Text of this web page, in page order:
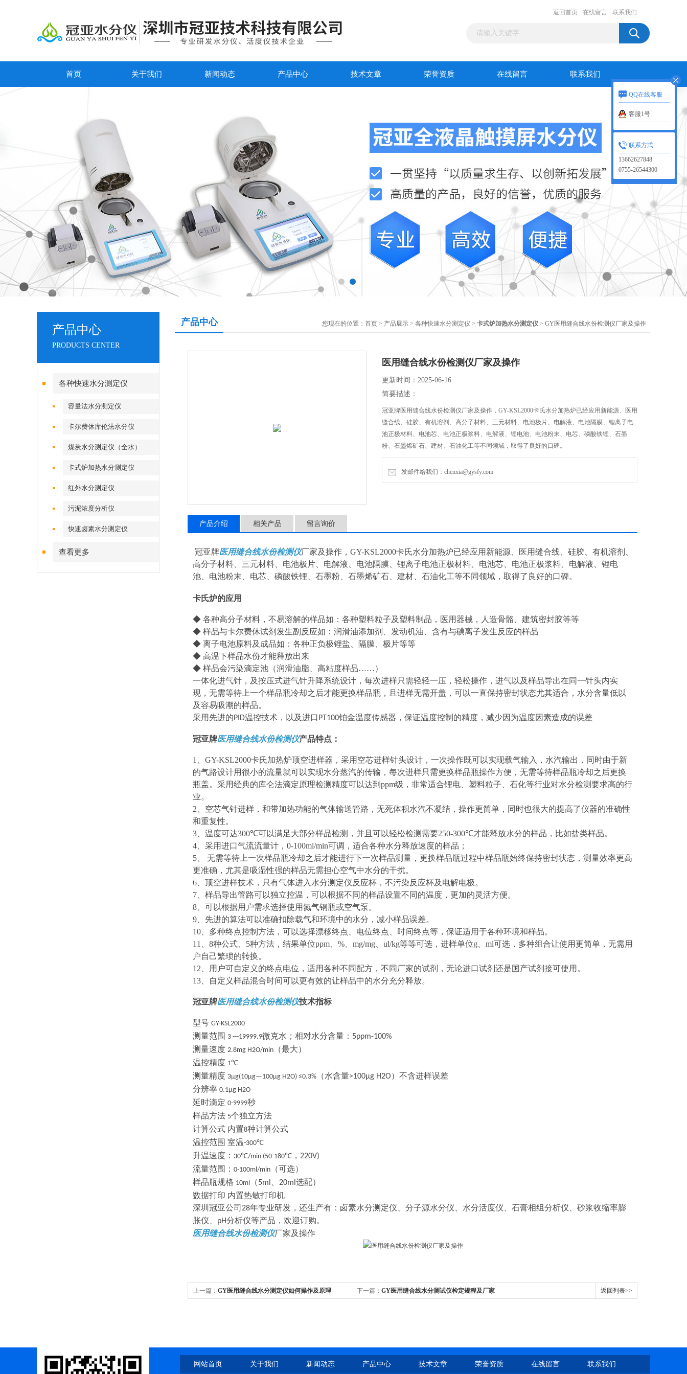
返回首页 在线留言 联系我们
首页 关于我们 新闻动态 产品中心 技术文章 荣誉资质 在线留言 联系我们
产品中心
PRODUCTS CENTER
各种快速水分测定仪
容量法水分测定仪
卡尔费休库伦法水分仪
煤炭水分测定仪（全水）
卡式炉加热水分测定仪
红外水分测定仪
污泥浓度分析仪
快速卤素水分测定仪
查看更多
产品中心 您现在的位置： 首页 > 产品展示 > 各种快速水分测定仪 > 卡式炉加热水分测定仪 > GY医用缝合线水份检测仪厂家及操作
医用缝合线水份检测仪厂家及操作
更新时间：2025-06-16
简要描述：
冠亚牌医用缝合线水份检测仪厂家及操作，GY-KSL2000卡氏水分加热炉已经应用新能源、医用
缝合线、硅胶、有机溶剂、高分子材料、三元材料、电池极片、电解液、电池隔膜、锂离子电
池正极材料、电池芯、电池正极浆料、电解液、锂电池、电池粉末、电芯、磷酸铁锂、石墨
粉、石墨烯矿石、建材、石油化工等不同领域，取得了良好的口碑。
发邮件给我们：chenxia@gysfy.com
产品介绍 相关产品 留言询价
冠亚牌医用缝合线水份检测仪厂家及操作，GY-KSL2000卡氏水分加热炉已经应用新能源、医用缝合线、硅胶、有机溶剂、
高分子材料、三元材料、电池极片、电解液、电池隔膜、锂离子电池正极材料、电池芯、电池正极浆料、电解液、锂电
池、电池粉末、电芯、磷酸铁锂、石墨粉、石墨烯矿石、建材、石油化工等不同领域，取得了良好的口碑。
卡氏炉的应用
◆ 各种高分子材料，不易溶解的样品如：各种塑料粒子及塑料制品，医用器械，人造骨骼、建筑密封胶等等
◆ 样品与卡尔费休试剂发生副反应如：润滑油添加剂、发动机油、含有与碘离子发生反应的样品
◆ 离子电池原料及成品如：各种正负极锂盐、隔膜、极片等等
◆ 高温下样品水份才能释放出来
◆ 样品会污染滴定池（润滑油脂、高粘度样品……）
一体化进气针，及按压式进气针升降系统设计，每次进样只需轻轻一压，轻松操作，进气以及样品导出在同一针头内实
现，无需等待上一个样品瓶冷却之后才能更换样品瓶，且进样无需开盖，可以一直保持密封状态尤其适合，水分含量低以
及容易吸潮的样品。
采用先进的PID温控技术，以及进口 PT100铂金温度传感器，保证温度控制的精度，减少因为温度因素造成的误差
冠亚牌医用缝合线水份检测仪产品特点：
1 GY-KSL2000卡氏加热炉顶空进样器，采用空芯进样针头设计，一次操作既可以实现载气输入，水汽输出，同时由于新
的气路设计用很小的流量就可以实现水分蒸汽的传输，每次进样只需更换样品瓶操作方便，无需等待样品瓶冷却之后更换
瓶盖。采用经典的库仑法滴定原理检测精度可以达到 ppm级，非常适合锂电、塑料粒子、石化等行业对水分检测要求高的行
业。
2 、空芯气针进样，和带加热功能的气体输送管路，无死体积水汽不凝结，操作更简单，同时也很大的提高了仪器的准确性
和重复性。
3 、温度可达300℃可以满足大部分样品检测，并且可以轻松检测需要250-300℃才能释放水分的样品，比如盐类样品。
4 、采用进口气流流量计， 0-100ml/min可调，适合各种水分释放速度的样品；
5 、 无需等待上一次样品瓶冷却之后才能进行下一次样品测量，更换样品瓶过程中样品瓶始终保持密封状态，测量效率更高
更准确，尤其是吸湿性强的样品无需担心空气中水分的干扰。
6 、顶空进样技术，只有气体进入水分测定仪反应杯，不污染反应杯及电解电极。
7 、样品导出管路可以独立控温，可以根据不同的样品设置不同的温度，更加的灵活方便。
8 、可以根据用户需求选择使用氮气钢瓶或空气泵。
9 、先进的算法可以准确扣除载气和环境中的水分，减小样品误差。
10 、多种终点控制方法，可以选择漂移终点、电位终点、时间终点等，保证适用于各种环境和样品。
11
8种公式、 5种方法，结果单位ppm % mg/mg ul/kg等等可选，进样单位g ml可选，多种组合让使用更简单，无需用
户自己繁琐的转换。
12 、用户可自定义的终点电位，适用各种不同配方，不同厂家的试剂，无论进口试剂还是国产试剂接可使用。
13 、自定义样品混合时间可以更有效的让样品中的水分充分释放。
冠亚牌医用缝合线水份检测仪技术指标
型号 GY-KSL2000
测量范围 3 ---19999.9微克水；相对水分含量： 5ppm-100%
测量速度 2.8mg H2O/min （最大）
温控精度 1℃
测量精度 3μg(10μg—100μg H2O) ≤0.3% （水含量>100μg H2O）不含进样误差
分辨率 0.1μg H2O
延时滴定 0-9999秒
样品方法 5个独立方法
计算公式 内置8种计算公式
温控范围 室温-300℃
升温速度： 30℃/min (50-180℃ ， 220V)
流量范围： 0-100ml/min （可选）
样品瓶规格 10ml （5ml 20ml 选配）
数据打印 内置热敏打印机
深圳冠亚公司 28年专业研发，还生产有：卤素水分测定仪、分子源水分仪、水分活度仪、石膏相组分析仪、砂浆收缩率膨
胀仪、 pH分析仪等产品，欢迎订购。
医用缝合线水份检测仪厂家及操作
上一篇： GY医用缝合线水分测定仪如何操作及原理 下一篇： GY医用缝合线水分测试仪检定规程及厂家 返回列表>>
网站首页 关于我们 新闻动态 产品中心 技术文章 荣誉资质 在线留言 联系我们
QQ在线客服
客服1号
联系方式
13662627848
0755-26544300